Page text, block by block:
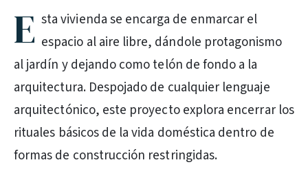
E sta vivienda se encarga de enmarcar el
espacio al aire libre, dándole protagonismo
al jardín y dejando como telón de fondo a la
arquitectura. Despojado de cualquier lenguaje
arquitectónico, este proyecto explora encerrar los
rituales básicos de la vida doméstica dentro de
formas de construcción restringidas.